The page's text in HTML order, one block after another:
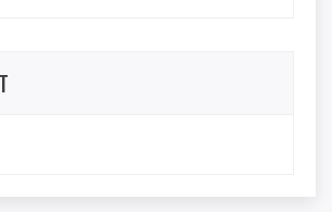
बस दुर्घटना हुँदा १ जनाको
जना घाइते
पारित: साउन १ देखि नै